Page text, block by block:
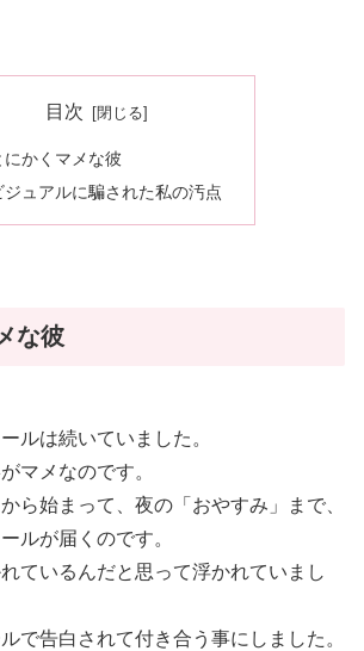
目次
にかくマメな彼
ジュアルに騙された私の汚点
な彼
ルは続いていました。
マメなのです。
ら始まって、夜の「おやすみ」まで、
ルが届くのです。
ているんだと思って浮かれていまし
で告白されて付き合う事にしました。